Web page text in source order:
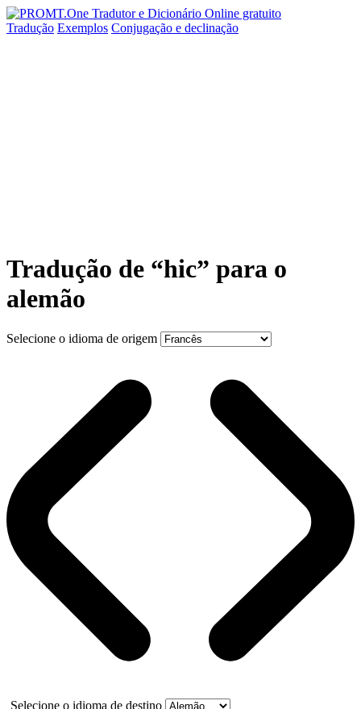
Tradução Exemplos Conjugação e declinação
Tradução de “hic” para o
alemão
Selecione o idioma de origem
Selecione o idioma de destino